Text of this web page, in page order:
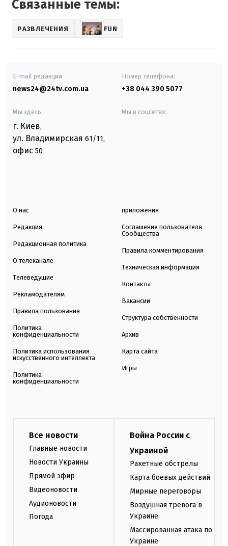
Связанные темы:
РАЗВЛЕЧЕНИЯ FUN
E-mail редакции
news24@24tv.com.ua
Номер телефона:
+38 044 390 5077
Мы здесь:
г. Киев,
ул. Владимирская 61/11,
офис 50
Мы в соцсетях:
О нас
Редакция
Редакционная политика
О телеканале
Телеведущие
Рекламодателям
Правила пользования
Политика
конфиденциальности
Политика использования
искусственного интеллекта
Политика
конфиденциальности
приложения
Соглашение пользователя
Сообщества
Правила комментирования
Техническая информация
Контакты
Вакансии
Структура собственности
Архив
Карта сайта
Игры
Все новости
Главные новости
Новости Украины
Прямой эфир
Видеоновости
Аудионовости
Погода
Война России с
Украиной
Ракетные обстрелы
Карта боевых действий
Мирные переговоры
Воздушная тревога в
Украине
Массированная атака по
Украине